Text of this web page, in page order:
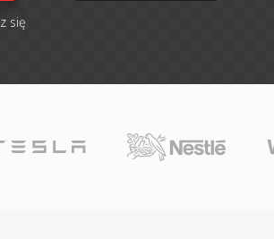
się